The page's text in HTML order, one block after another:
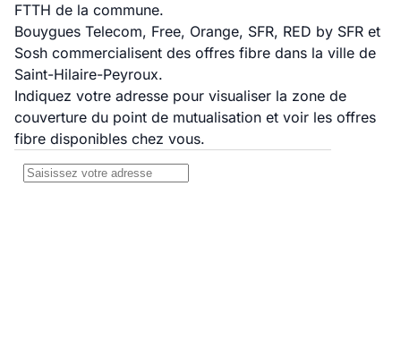
FTTH de la commune.
Bouygues Telecom, Free, Orange, SFR, RED by SFR et
Sosh commercialisent des offres fibre dans la ville de
Saint-Hilaire-Peyroux.
Indiquez votre adresse pour visualiser la zone de
couverture du point de mutualisation et voir les offres
fibre disponibles chez vous.